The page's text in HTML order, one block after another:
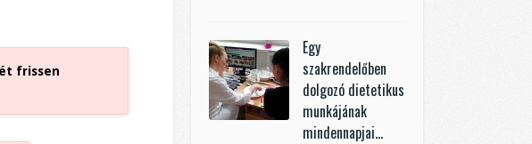
frissen
Egy
szakrendelőben
dolgozó dietetikus
munkájának
mindennapjai…